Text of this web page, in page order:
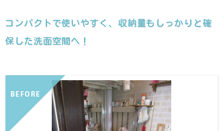
コンパクトで使いやすく、収納量もしっかりと確
保した洗面空間へ！
BEFORE